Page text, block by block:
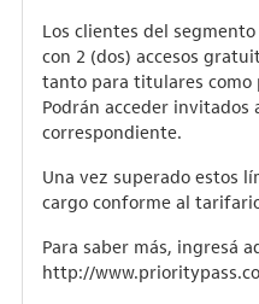
Los clientes del
con 2 (dos) accesos
tanto para titulares como
Podrán acceder invitados
correspondiente.
Una vez superado estos
cargo conforme al
Para saber más, ingresá
http://